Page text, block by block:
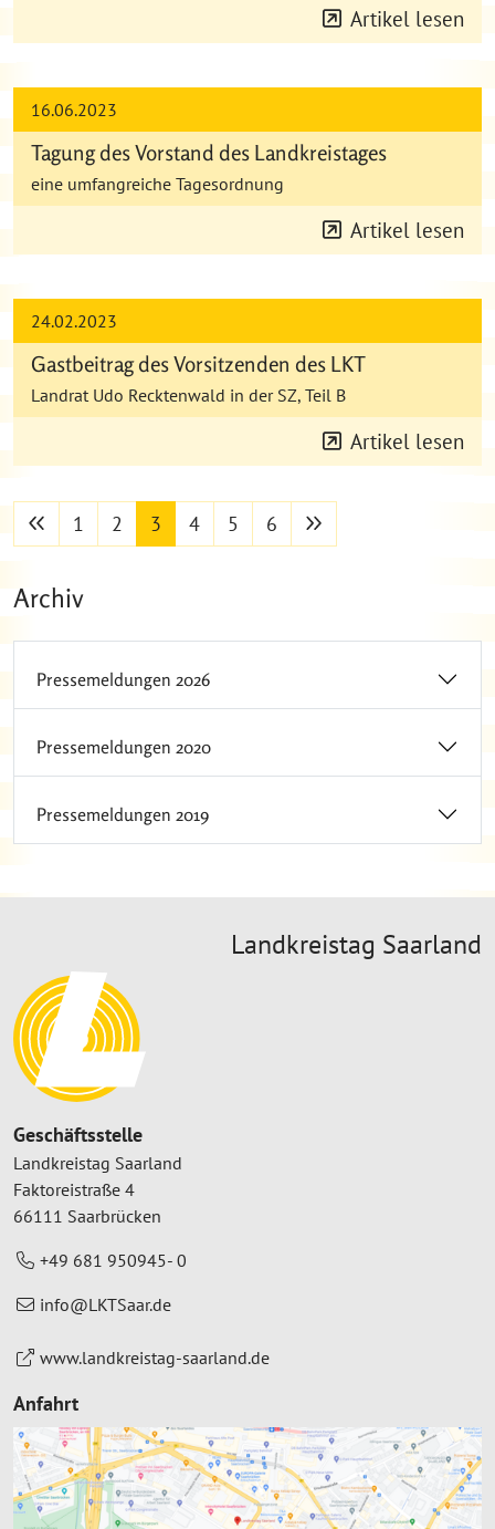
Artikel lesen
16.06.2023
Tagung des Vorstand des Landkreistages
eine umfangreiche Tagesordnung
Artikel lesen
24.02.2023
Gastbeitrag des Vorsitzenden des LKT
Landrat Udo Recktenwald in der SZ, Teil B
Artikel lesen
vorherige Seite
1 2 3 4 5 6 nächste Seite
Archiv
Pressemeldungen 2026
Pressemeldungen 2020
Pressemeldungen 2019
Landkreistag Saarland
Geschäftsstelle
Landkreistag Saarland
Faktoreistraße 4
66111 Saarbrücken
+49 681 950945- 0
info@LKTSaar.de
www.landkreistag-saarland.de
Anfahrt